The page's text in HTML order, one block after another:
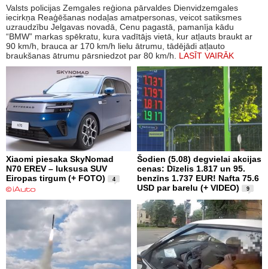
Valsts policijas Zemgales reģiona pārvaldes Dienvidzemgales
iecirkņa Reaģēšanas nodaļas amatpersonas, veicot satiksmes
uzraudzību Jelgavas novadā, Cenu pagastā, pamanīja kādu
“BMW” markas spēkratu, kura vadītājs vietā, kur atļauts braukt ar
90 km/h, brauca ar 170 km/h lielu ātrumu, tādējādi atļauto
braukšanas ātrumu pārsniedzot par 80 km/h. LASĪT VAIRĀK
Xiaomi piesaka SkyNomad
N70 EREV – luksusa SUV
Eiropas tirgum (+ FOTO)
4
Šodien (5.08) degvielai akcijas
cenas: Dīzelis 1.817 un 95.
benzīns 1.737 EUR! Nafta 75.6
USD par barelu (+ VIDEO)
9